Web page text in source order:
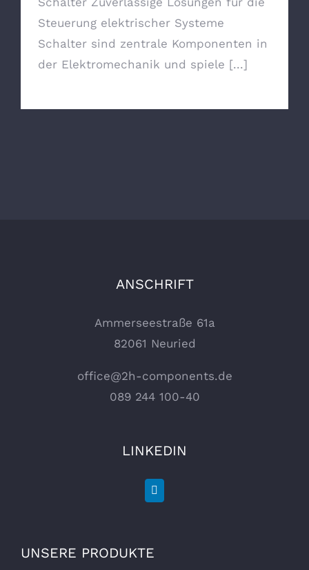
Steuerung elektrischer Systeme
Schalter sind zentrale Komponenten in
der Elektromechanik und spiele [...]
ANSCHRIFT
Ammerseestraße 61a
82061 Neuried
office@2h-components.de
089 244 100-40
LINKEDIN
UNSERE PRODUKTE